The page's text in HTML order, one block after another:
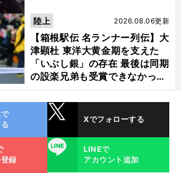
【箱根駅伝 名ランナー列伝】大
津顕杜 東洋大黄金期を支えた
「いぶし銀」の存在 最後は同期
の設楽兄弟も受賞できなかった
金栗杯に輝く
2026.08.06更新
陸上
Xでフォローする
録
LINE
LINEで
アカウント追加